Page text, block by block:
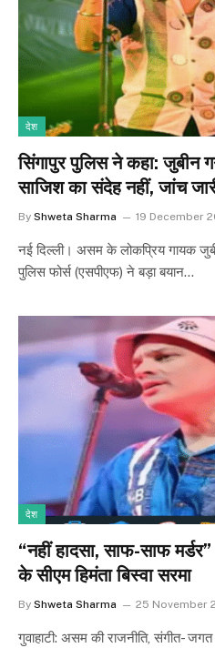
देश
सिंगापुर पुलिस ने कहा: जुबीन
साजिश का संदेह नहीं, जांच
By Shweta Sharma 19 December
नई दिल्ली। असम के लोकप्रिय गायक
पुलिस फोर्स (एसपीएफ) ने बड़ा बयान…
देश
“नहीं हादसा, साफ-साफ
के सीएम हिमंता बिस्वा सरमा
By Shweta Sharma 25 November
गुवाहाटी: असम की राजनीति, संगीत-